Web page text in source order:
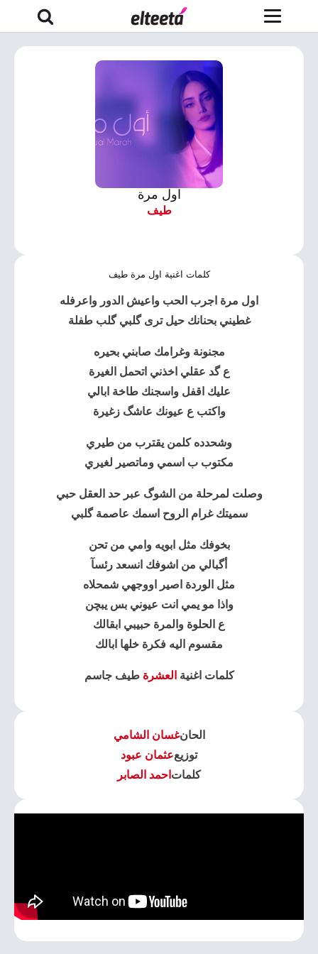
اول مرة
طيف
كلمات اغنية اول مرة طيف
اول مرة اجرب الحب واعيش الدور واعرفله
غطيني بحنانك حيل ترى گلبي گلب طفلة
مجنونة وغرامك صابني بحيره
ع گد عقلي اخذني اتحمل الغيرة
عليك اقفل واسجنك طاخة ابالي
واكتب ع عيونك عاشگ زغيرة
وشحدده كلمن يقترب من طيري
مكتوب ب اسمي وماتصير لغيري
وصلت لمرحلة من الشوگ عبر حد العقل حبي
سميتك غرام الروح اسمك عاصمة گلبي
بخوفك مثل ابويه وامي من تحن
أگبالي من اشوفك انسعد رئسآ
مثل الوردة اصير اووجهي شمحلاه
واذا مو يمي انت عيوني بس يبچن
ع الحلوة والمرة حبيبي ابقالك
مقسوم اليه فكرة خلها ابالك
كلمات اغنية العشرة طيف جاسم
الحانغسان الشامي
توزيععثمان عبود
كلمات احمد الصابر